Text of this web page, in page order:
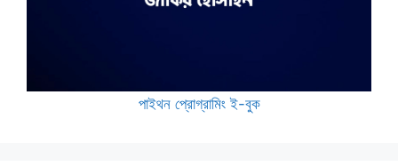
পাইথন প্রোগ্রামিং ই-বুক